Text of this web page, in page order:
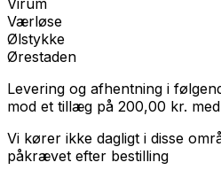
Virum
Værløse
Ølstykke
Ørestaden
Levering og afhentning i
mod et tillæg på 200,00 kr. med
Vi kører ikke dagligt i disse
påkrævet efter bestilling